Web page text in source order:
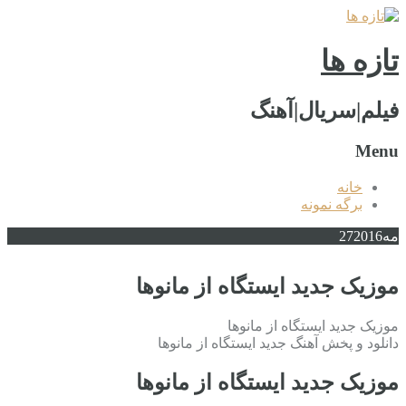
تازه ها
فیلم|سریال|آهنگ
Menu
خانه
برگه نمونه
مه 272016
موزیک جدید ایستگاه از مانوها
موزیک جدید ایستگاه از مانوها
دانلود و پخش آهنگ جدید ایستگاه از مانوها
موزیک جدید ایستگاه از مانوها